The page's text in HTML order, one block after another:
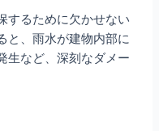
するために欠かせない
と、雨水が建物内部に
生など、深刻なダメー